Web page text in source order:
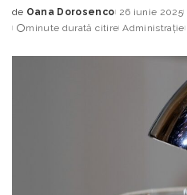
Posted
by
de Oana Dorosenco 26 iunie 2025
minute durată citire Administrație